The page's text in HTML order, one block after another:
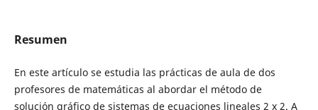
Resumen
En este artículo se estudia las prácticas de aula de dos
profesores de matemáticas al abordar el método de
solución gráfico de sistemas de ecuaciones lineales 2 x 2. A